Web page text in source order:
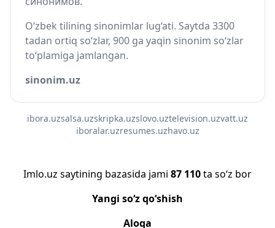
O‘zbek tilining sinonimlar lug‘ati. Saytda 3300
tadan ortiq so‘zlar, 900 ga yaqin sinonim so‘zlar
to‘plamiga jamlangan.
sinonim.uz
ibora.uzsalsa.uzskripka.uzslovo.uztelevision.uzvatt.uz
iboralar.uzresumes.uzhavo.uz
Imlo.uz saytining bazasida jami 87 110ta so‘z bor
Yangi so‘z qo‘shish
Aloqa